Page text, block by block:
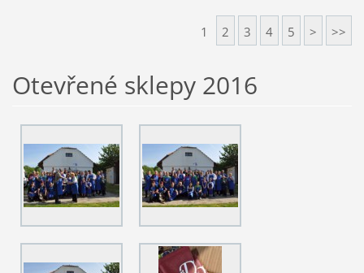
1 2 3 4 5 > >>
Otevřené sklepy 2016